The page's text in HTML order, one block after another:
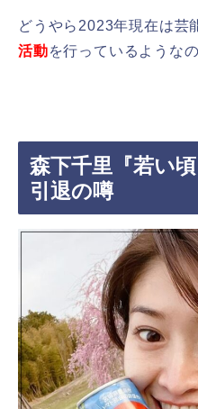
どうやら2023年現在は芸
活動を行っているようなの
森下千里『若い
引退の噂